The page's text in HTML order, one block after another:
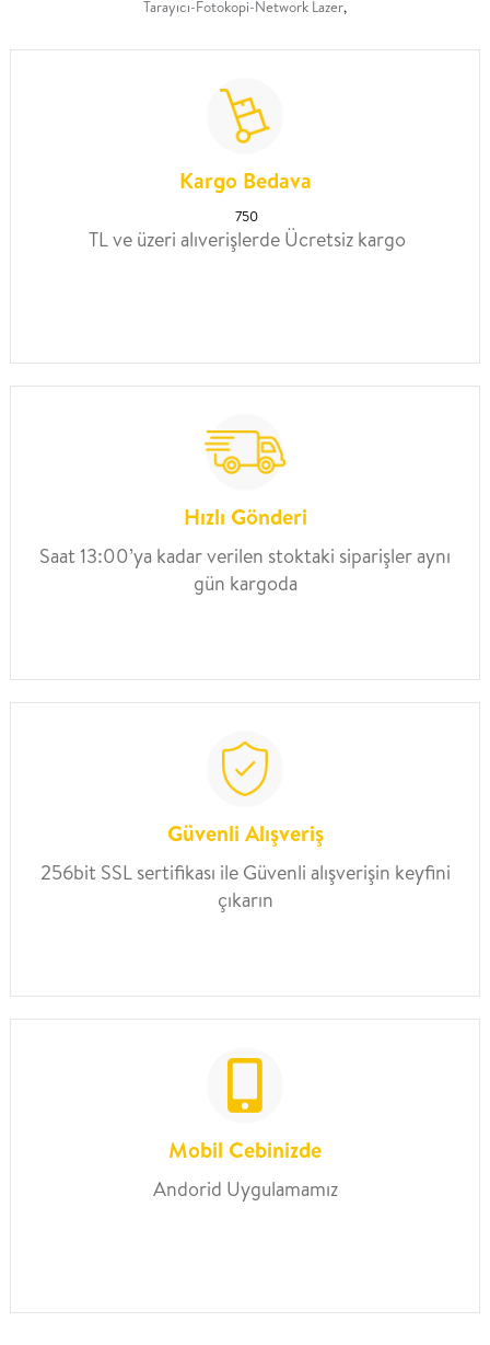
Tarayıcı-Fotokopi-Network Lazer,
Kargo Bedava
750
TL ve üzeri alıverişlerde Ücretsiz kargo
Hızlı Gönderi
Saat 13:00’ya kadar verilen stoktaki siparişler aynı
gün kargoda
Güvenli Alışveriş
256bit SSL sertifikası ile Güvenli alışverişin keyfini
çıkarın
Mobil Cebinizde
Andorid Uygulamamız